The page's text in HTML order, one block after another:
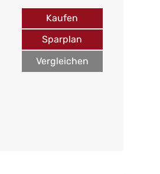
Kaufen
Sparplan
Vergleichen